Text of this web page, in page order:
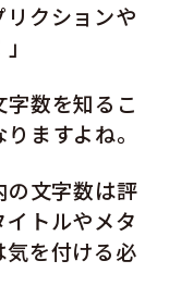
リクションや
数を知るこ
ますよね。
の文字数は評
トルやメタ
を付ける必